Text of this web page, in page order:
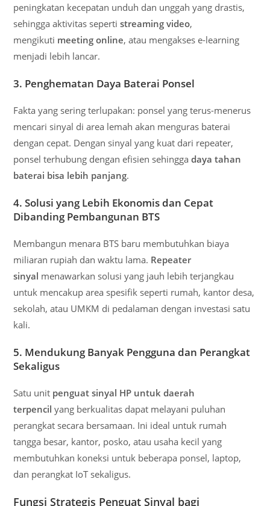
peningkatan kecepatan unduh dan unggah yang drastis,
sehingga aktivitas sepertistreaming video,
mengikuti meeting online, atau mengakses e-learning
menjadi lebih lancar.
3. Penghematan Daya Baterai Ponsel
Fakta yang sering terlupakan: ponsel yang terus-menerus
mencari sinyal di area lemah akan menguras baterai
dengan cepat. Dengan sinyal yang kuat dari repeater,
ponsel terhubung dengan efisien sehinggadaya tahan
baterai bisa lebih panjang.
4. Solusi yang Lebih Ekonomis dan Cepat
Dibanding Pembangunan BTS
Membangun menara BTS baru membutuhkan biaya
miliaran rupiah dan waktu lama. Repeater
sinyal menawarkan solusi yang jauh lebih terjangkau
untuk mencakup area spesifik seperti rumah, kantor desa,
sekolah, atau UMKM di pedalaman dengan investasi satu
kali.
5. Mendukung Banyak Pengguna dan Perangkat
Sekaligus
Satu unit penguat sinyal HP untuk daerah
terpencil yang berkualitas dapat melayani puluhan
perangkat secara bersamaan. Ini ideal untuk rumah
tangga besar, kantor, posko, atau usaha kecil yang
membutuhkan koneksi untuk beberapa ponsel, laptop,
dan perangkat IoT sekaligus.
Fungsi Strategis Penguat Sinyal bagi